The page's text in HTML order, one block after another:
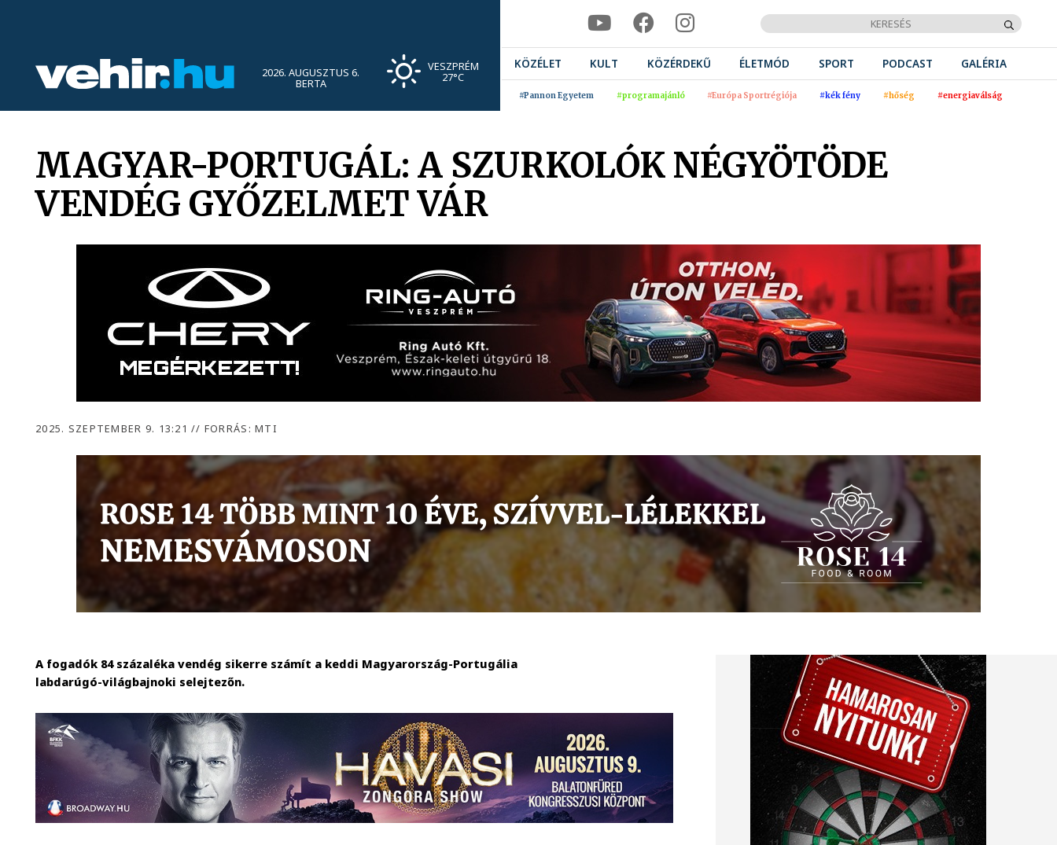
2026. AUGUSZTUS 6.
BERTA
VESZPRÉM
27°C
KÖZÉLET KULT KÖZÉRDEKŰ ÉLETMÓD SPORT PODCAST GALÉRIA
#Pannon Egyetem #programajánló #Európa Sportrégiója #kék fény #hőség #energiaválság
MAGYAR-PORTUGÁL: A SZURKOLÓK NÉGYÖTÖDE
VENDÉG GYŐZELMET VÁR
2025. SZEPTEMBER 9. 13:21// FORRÁS: MTI
A fogadók 84 százaléka vendég sikerre számít a keddi Magyarország-Portugália
labdarúgó-világbajnoki selejtezőn.